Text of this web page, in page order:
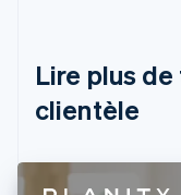
Lire plus
clientèle
Bulgarie
English
Canada
Chine
简体中文 English